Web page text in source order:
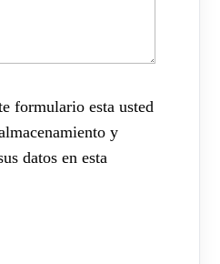
formulario esta usted
y
datos en esta